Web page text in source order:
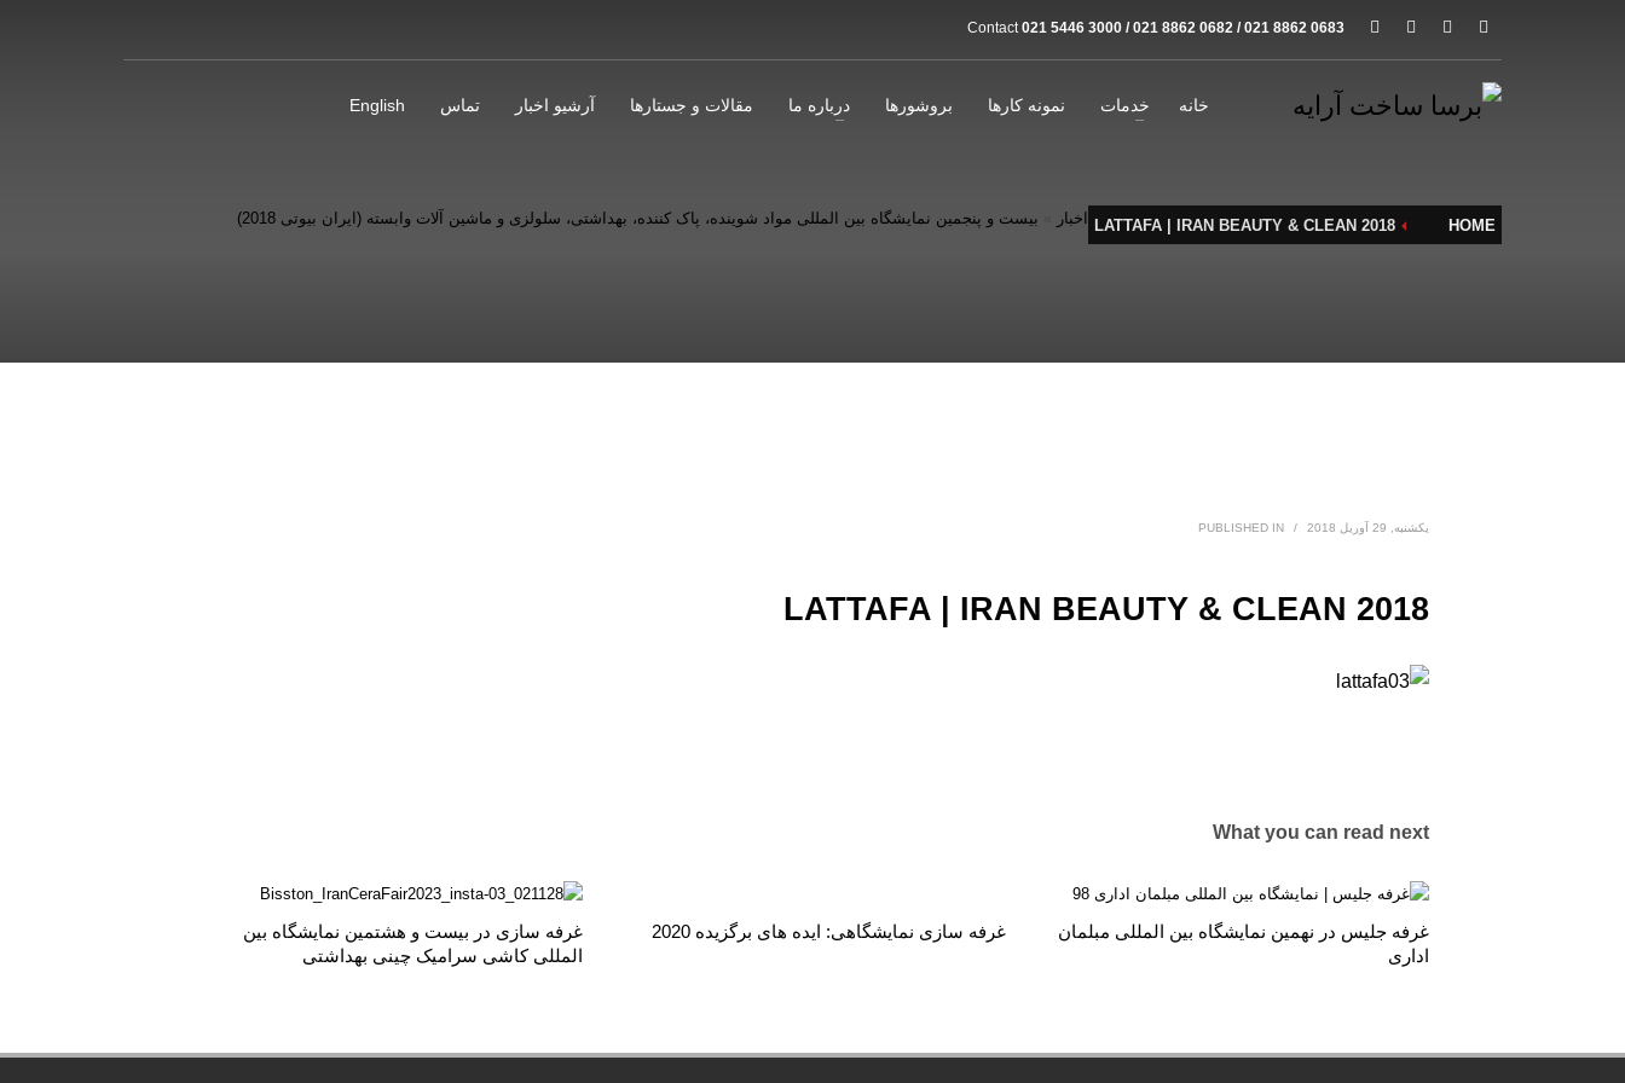
Contact021 5446 3000 / 021 8862 0682 / 021 8862 0683
خانه خدمات نمونه کارها بروشورها درباره ما مقالات و جستارها آرشیو اخبار تماس English
HOME اخبار بيست و پنجمين نمایشگاه بین المللی مواد شوینده، پاک کننده، بهداشتی، سلولزی و ماشین آلات وابسته (ایران بیوتی 2018) LATTAFA | IRAN BEAUTY & CLEAN 2018
یکشنبه, 29 آوریل 2018 /
PUBLISHED IN
LATTAFA | IRAN BEAUTY & CLEAN 2018
What you can read next
غرفه جلیس در نهمین نمایشگاه بین المللی مبلمان
اداری
غرفه سازی نمایشگاهی: ایده های برگزیده 2020
غرفه سازی در بیست و هشتمین نمایشگاه بین
المللی کاشی سرامیک چینی بهداشتی